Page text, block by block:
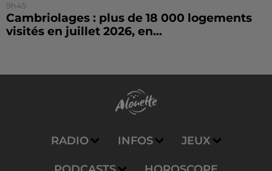
9h45
Cambriolages : plus de 18 000 logements
visités en juillet 2026, en...
RADIO INFOS JEUX